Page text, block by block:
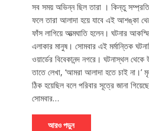
সব সময় অভিন্ন ছিল তারা । কিন্তু
ফলে তারা আলাদা হয়ে যাবে এই আশঙ্কা
ফাঁস লাগিয়ে আত্মঘাতি হলেন। ঘটনার
এলাকার মানুষ। সোমবার এই মর্মান্তিক
ওয়ার্ডের বিবেকানন্দ নগরে। ঘটনাস্থল
তাতে লেখা, ‘আমরা আলাদা হতে চাই না।’
ঠিক হয়েছিল বলে পরিবার সূত্রে জানা
সোমবার…
আরও পড়ুন